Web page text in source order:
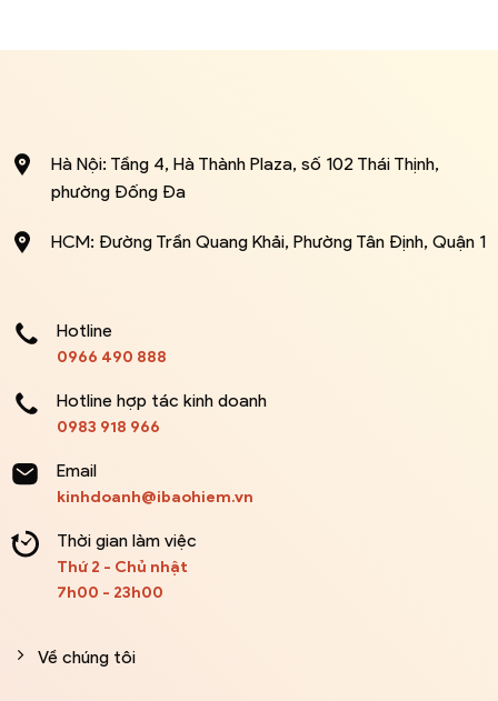
Hà Nội: Tầng 4, Hà Thành Plaza, số 102 Thái Thịnh,
phường Đống Đa
HCM: Đường Trần Quang Khải, Phường Tân Định, Quận 1
Hotline
0966 490 888
Hotline hợp tác kinh doanh
0983 918 966
Email
kinhdoanh@ibaohiem.vn
Thời gian làm việc
Thứ 2 - Chủ nhật
7h00 - 23h00
Về chúng tôi